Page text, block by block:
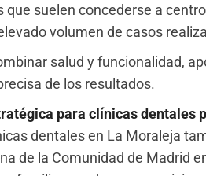
que suelen concederse a
volumen de casos
salud y funcionalidad,
de los resultados.
para clínicas dentales
dentales en La Moraleja
de la Comunidad de Madrid